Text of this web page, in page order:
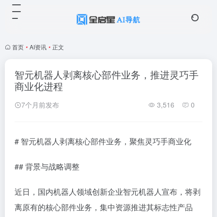
首页 • AI资讯 • 正文
智元机器人剥离核心部件业务，推进灵巧手
商业化进程
7个月前发布 3,516 0
# 智元机器人剥离核心部件业务，聚焦灵巧手商业化
## 背景与战略调整
近日，国内机器人领域创新企业智元机器人宣布，将剥
离原有的核心部件业务，集中资源推进其标志性产品